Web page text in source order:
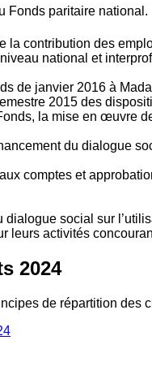
Fonds paritaire national.
la contribution des
national et
de janvier 2016 à
2015 des
la mise en œuvre
du dialogue
comptes et
social sur
leurs activités
2024
de répartition des